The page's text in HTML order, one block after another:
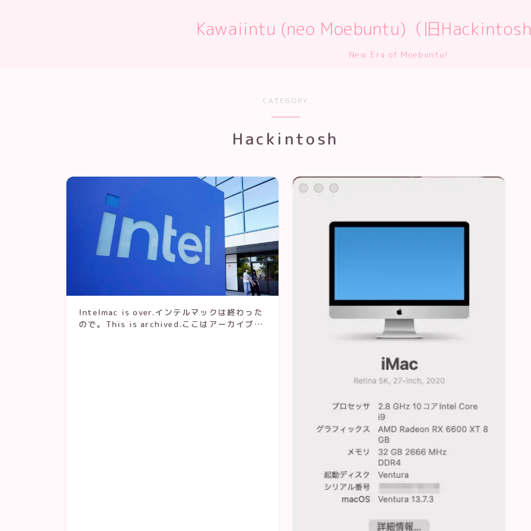
Kawaiintu (neo Moebuntu)（旧
New Era of Moebuntu!
CATEGORY
Hackintosh
Intelmac is over.インテルマックは終わった
ので。This is archived.ここはアーカイブと